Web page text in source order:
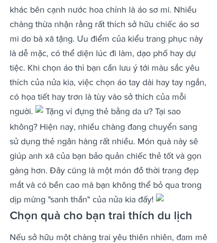
khác bên cạnh nước hoa chính là áo sơ mi. Nhiều
chàng thừa nhận rằng rất thích sở hữu chiếc áo sơ
mi do bà xã tặng. Ưu điểm của kiểu trang phục này
là dễ mặc, có thể diện lúc đi làm, dạo phố hay dự
tiệc. Khi chọn áo thì bạn cần lưu ý tới màu sắc yêu
thích của nửa kia, việc chọn áo tay dài hay tay ngắn,
có họa tiết hay trơn là tùy vào sở thích của mỗi
người.
Tặng ví đựng thẻ bằng da ư? Tại sao
không? Hiện nay, nhiều chàng đang chuyển sang
sử dụng thẻ ngân hàng rất nhiều. Món quà này sẽ
giúp anh xã của bạn bảo quản chiếc thẻ tốt và gọn
gàng hơn. Đây cũng là một món đồ thời trang đẹp
mắt và có bền cao mà bạn không thể bỏ qua trong
dịp mừng "sanh thần" của nửa kia đấy!
Chọn quà cho bạn trai thích du lịch
Nếu sở hữu một chàng trai yêu thiên nhiên, đam mê